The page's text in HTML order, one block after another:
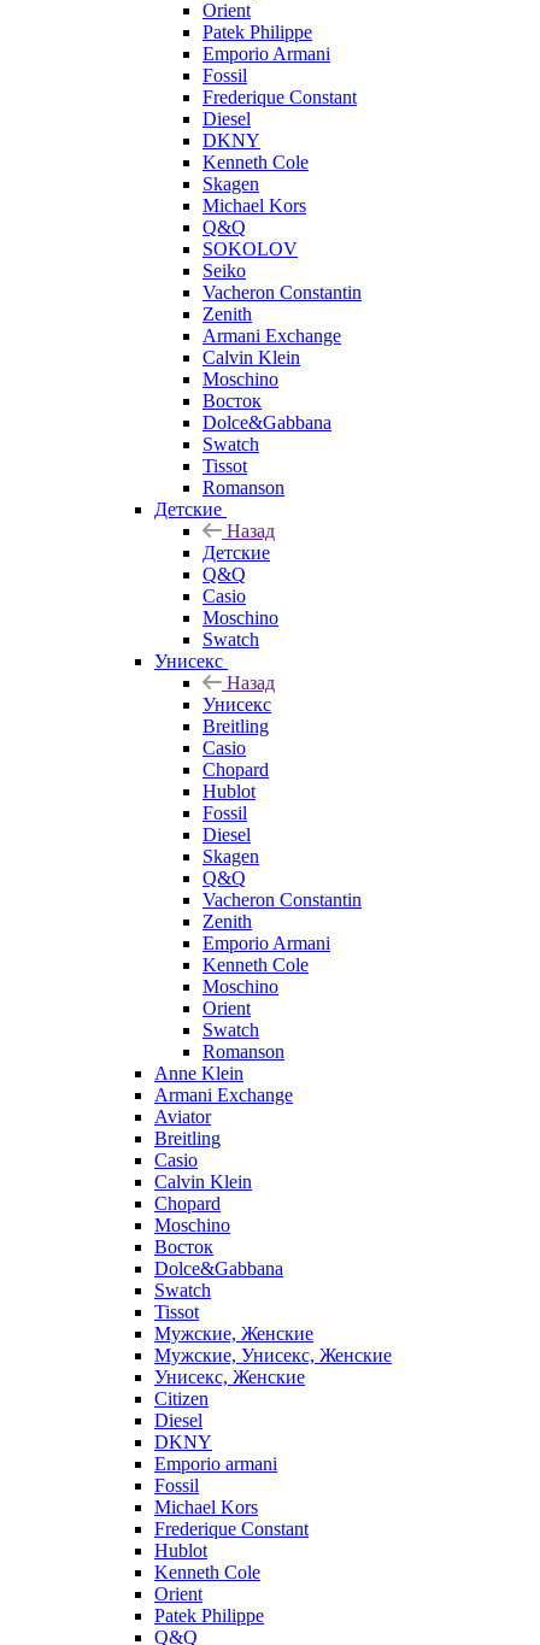
Orient
Patek Philippe
Emporio Armani
Fossil
Frederique Constant
Diesel
DKNY
Kenneth Cole
Skagen
Michael Kors
Q&Q
SOKOLOV
Seiko
Vacheron Constantin
Zenith
Armani Exchange
Calvin Klein
Moschino
Восток
Dolce&Gabbana
Swatch
Tissot
Romanson
Детские
Назад
Детские
Q&Q
Casio
Moschino
Swatch
Унисекс
Назад
Унисекс
Breitling
Casio
Chopard
Hublot
Fossil
Diesel
Skagen
Q&Q
Vacheron Constantin
Zenith
Emporio Armani
Kenneth Cole
Moschino
Orient
Swatch
Romanson
Anne Klein
Armani Exchange
Aviator
Breitling
Casio
Calvin Klein
Chopard
Moschino
Восток
Dolce&Gabbana
Swatch
Tissot
Мужские, Женские
Мужские, Унисекс, Женские
Унисекс, Женские
Citizen
Diesel
DKNY
Emporio armani
Fossil
Michael Kors
Frederique Constant
Hublot
Kenneth Cole
Orient
Patek Philippe
Q&Q